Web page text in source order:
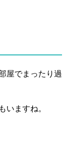
屋でまったり過
いますね。